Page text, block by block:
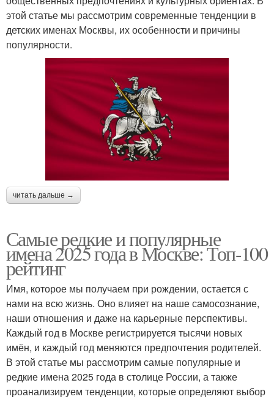
этой статье мы рассмотрим современные тенденции в
детских именах Москвы, их особенности и причины
популярности.
читать дальше →
Самые редкие и популярные
имена 2025 года в Москве: Топ-100
рейтинг
Имя, которое мы получаем при рождении, остается с
нами на всю жизнь. Оно влияет на наше самосознание,
наши отношения и даже на карьерные перспективы.
Каждый год в Москве регистрируется тысячи новых
имён, и каждый год меняются предпочтения родителей.
В этой статье мы рассмотрим самые популярные и
редкие имена 2025 года в столице России, а также
проанализируем тенденции, которые определяют выбор